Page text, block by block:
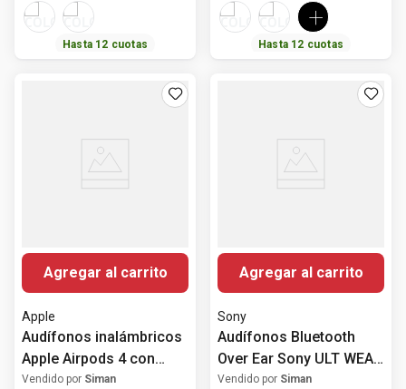
Hasta 12 cuotas Hasta 12 cuotas
Agregar al carrito
Apple
Audífonos inalámbricos
Apple Airpods 4 con
cancelación activa de
Vendido por Siman
Agregar al carrito
Sony
Audífonos Bluetooth
Over Ear Sony ULT WEAR
WH-ULT900N con Noise
Vendido por Siman